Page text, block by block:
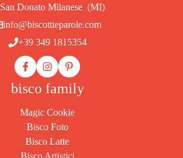
San Donato Milanese (MI)
info@biscottieparole.com
+39 349 1815354
bisco family
Magic Cookie
Bisco Foto
Bisco Latte